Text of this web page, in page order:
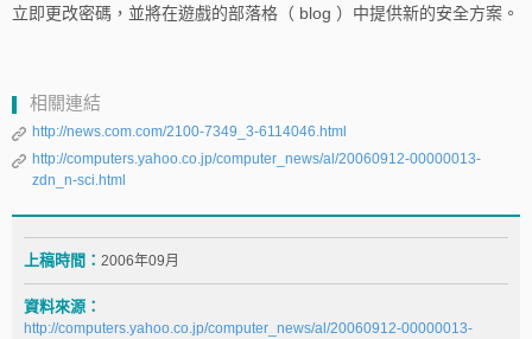
立即更改密碼，並將在遊戲的部落格（ blog ）中提供新的安全方案。
相關連結
http://news.com.com/2100-7349_3-6114046.html
http://computers.yahoo.co.jp/computer_news/al/20060912-00000013-
zdn_n-sci.html
上稿時間： 2006年09月
資料來源：
http://computers.yahoo.co.jp/computer_news/al/20060912-00000013-